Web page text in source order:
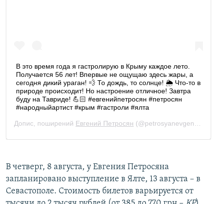
В четверг, 8 августа, у Евгения Петросяна
запланировано выступление в Ялте, 13 августа – в
Севастополе. Стоимость билетов варьируется от